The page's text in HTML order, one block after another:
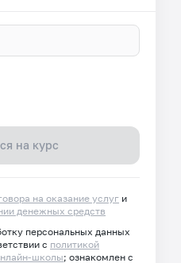
на курс
на оказание услуг и
денежных средств
персональных данных
с политикой
школы; ознакомлен с